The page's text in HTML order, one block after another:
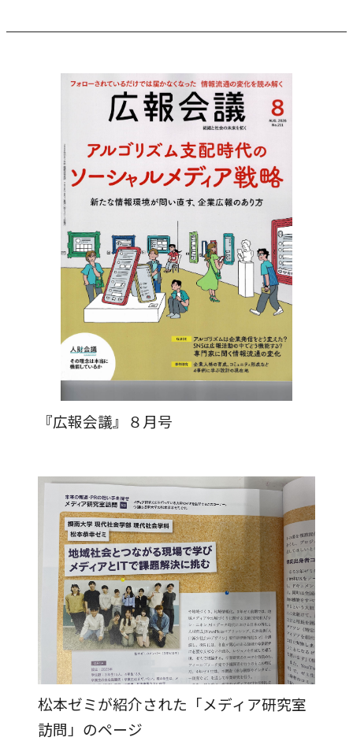
点検・評価
刊行物・広報活動
経営学部
現代社会学部
理工学部
薬学部
看護学部
農学部
大学院
法学研究科
国際言語文化研究科
理工学研究科
薬学研究科
看護学研究科
農学研究科
教員紹介
教学関連
全学教育機構
証明書発行、手続き
健康管理
ボランティア
就職・キャリア
就職実績
インターンシップ
就職支援独自プログラム
資格取得サポート
採用ご担当の方へ
在学生の方へ
国際交流
グローバルセンター
留学プログラム
危機管理対応
本学への正規留学生に対する支援
本学への短期留学生に対する支援
海外協定校
キャンパス内国際交流
その他（国際協力等）
『広報会議』８月号
松本ゼミが紹介された「メディア研究室
訪問」のページ